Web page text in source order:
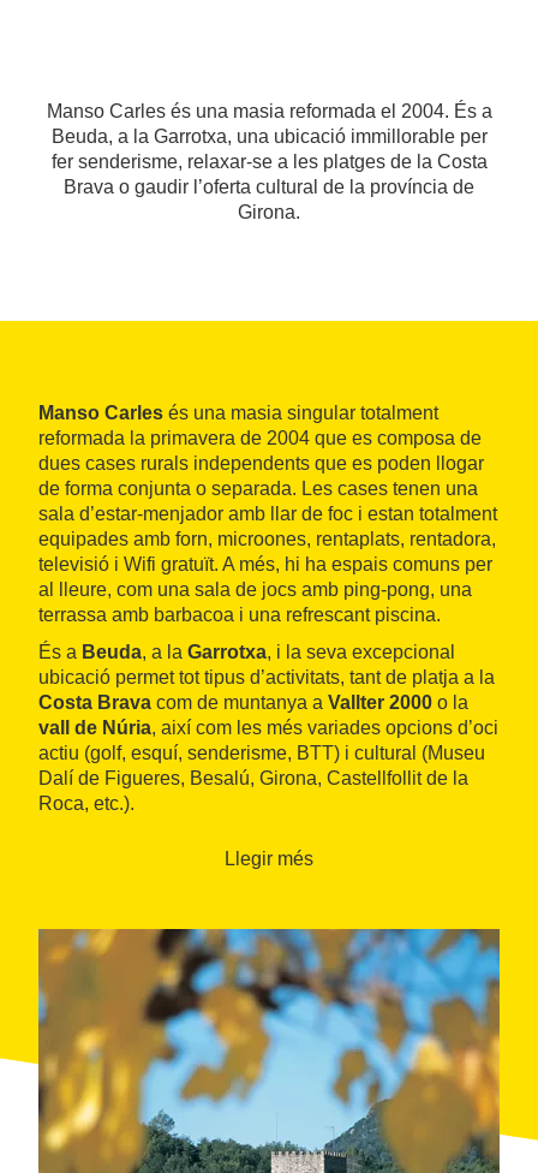
Manso Carles és una masia reformada el 2004. És a
Beuda, a la Garrotxa, una ubicació immillorable per
fer senderisme, relaxar-se a les platges de la Costa
Brava o gaudir l’oferta cultural de la província de
Girona.
Manso Carles és una masia singular totalment
reformada la primavera de 2004 que es composa de
dues cases rurals independents que es poden llogar
de forma conjunta o separada. Les cases tenen una
sala d’estar-menjador amb llar de foc i estan totalment
equipades amb forn, microones, rentaplats, rentadora,
televisió i Wifi gratuït. A més, hi ha espais comuns per
al lleure, com una sala de jocs amb ping-pong, una
terrassa amb barbacoa i una refrescant piscina.
És a Beuda, a la Garrotxa, i la seva excepcional
ubicació permet tot tipus d’activitats, tant de platja a la
Costa Brava com de muntanya a Vallter 2000 o la
vall de Núria, així com les més variades opcions d’oci
actiu (golf, esquí, senderisme, BTT) i cultural (Museu
Dalí de Figueres, Besalú, Girona, Castellfollit de la
Roca, etc.).
Llegir més